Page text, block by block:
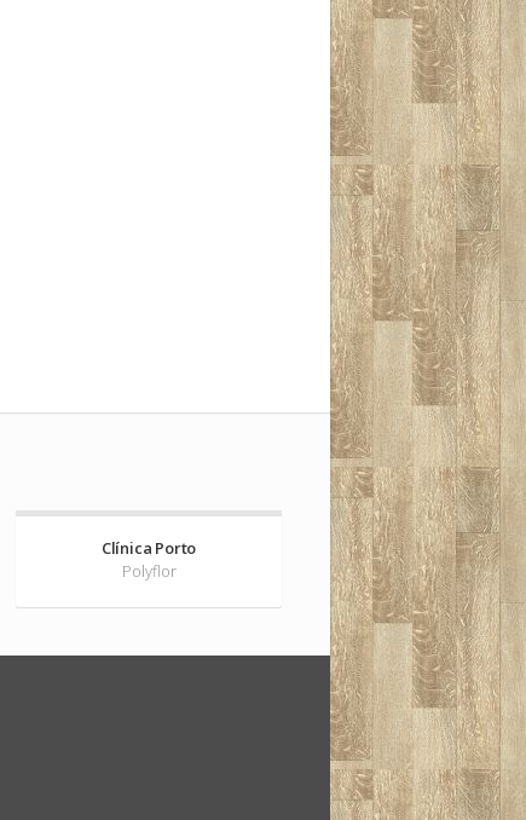
Clínica Porto
Polyflor